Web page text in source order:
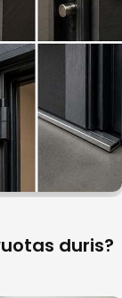
duris?